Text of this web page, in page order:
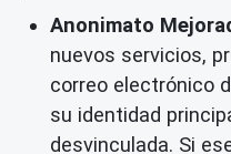
Anonimato
nuevos servicios,
correo electrónico
su identidad
desvinculada. Si